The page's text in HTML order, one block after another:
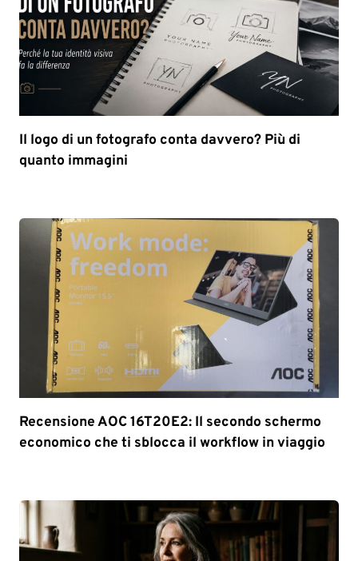
Il logo di un fotografo conta davvero? Più di
quanto immagini
Recensione AOC 16T20E2: Il secondo schermo
economico che ti sblocca il workflow in viaggio